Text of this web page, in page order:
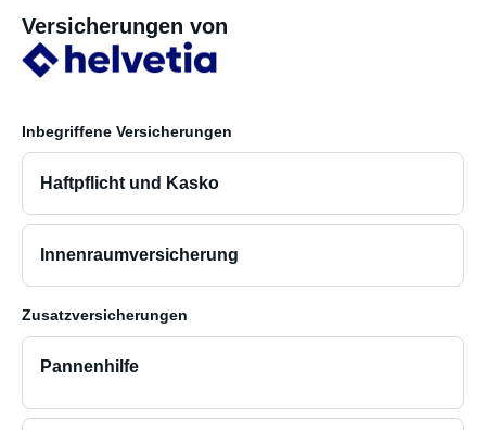
Versicherungen von
Inbegriffene Versicherungen
Haftpflicht und Kasko
Innenraumversicherung
Zusatzversicherungen
Pannenhilfe